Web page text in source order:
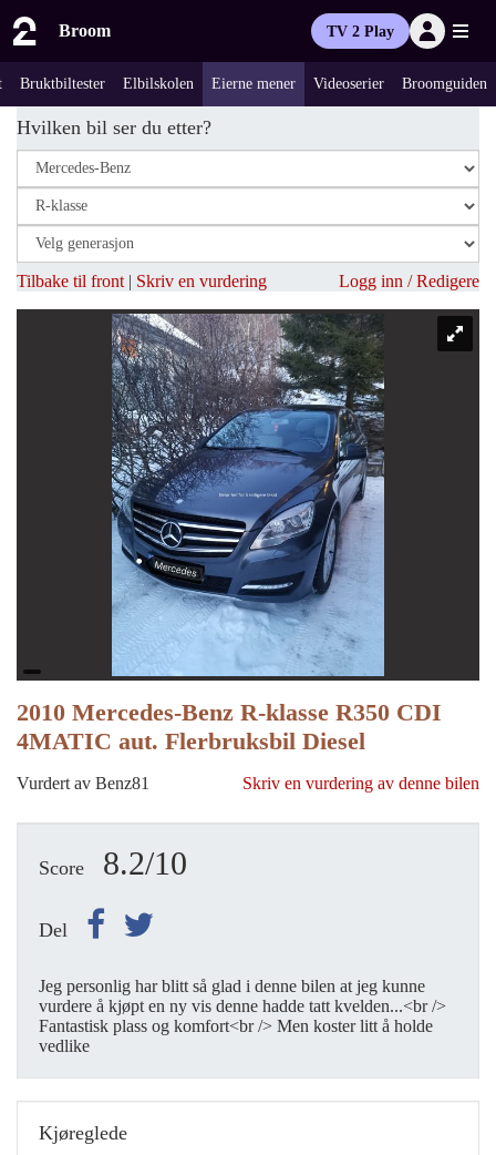
Broom TV 2 Play
Bruktbiltester Elbilskolen Eierne mener Videoserier Broomguiden
Hvilken bil ser du etter?
Tilbake til front | Skriv en vurdering Logg inn / Redigere
2010 Mercedes-Benz R-klasse R350 CDI
4MATIC aut. Flerbruksbil Diesel
Vurdert av Benz81 Skriv en vurdering av denne bilen
Score 8.2/10
Del
Jeg personlig har blitt så glad i denne bilen at jeg kunne
vurdere å kjøpt en ny vis denne hadde tatt kvelden...<br />
Fantastisk plass og komfort<br /> Men koster litt å holde
vedlike
Kjøreglede